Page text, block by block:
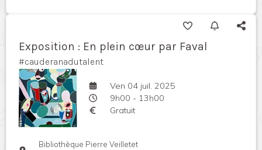
Exposition : En plein cœur par Faval
#cauderanadutalent
Ven 04 juil. 2025
9h00 - 13h00
Gratuit
Bibliothèque Pierre Veilletet